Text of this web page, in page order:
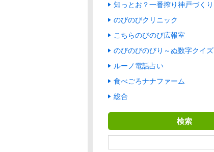
知っとお？一番搾り神戸づくり
のびのびクリニック
こちらのびのび広報室
のびのびのびり～ぬ数字クイズ
ルーノ電話占い
食べごろナナファーム
総合
検索